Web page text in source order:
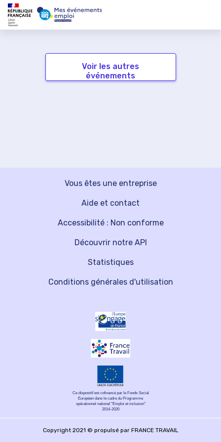
Voir les autres
événements
Vous êtes une entreprise
Découvrir notre API
Aide et contact
Statistiques
Accessibilité : Non conforme
Conditions générales d'utilisation
Ce dispositif est cofinancé par le Fonds Social
Européen dans le cadre du Programme
opérationnel national "Emploi et inclusion"
2014-2020
Copyright 2021 © propulsé par FRANCE TRAVAIL